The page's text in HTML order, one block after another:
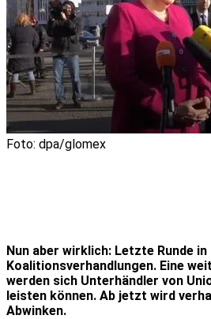
Foto: dpa/glomex
Nun aber wirklich: Letzte Runde in
Koalitionsverhandlungen. Eine
werden sich Unterhändler von
leisten können. Ab jetzt wird
Abwinken.